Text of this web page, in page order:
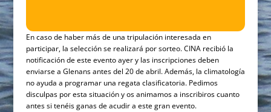
En caso de haber más de una tripulación interesada en
participar, la selección se realizará por sorteo. CINA recibió la
notificación de este evento ayer y las inscripciones deben
enviarse a Glenans antes del 20 de abril. Además, la climatología
no ayuda a programar una regata clasificatoria. Pedimos
disculpas por esta situación y os animamos a inscribiros cuanto
antes si tenéis ganas de acudir a este gran evento.